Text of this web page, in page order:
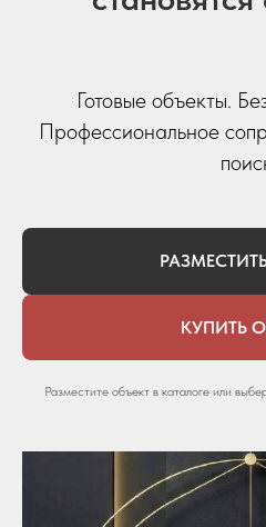
Готовые объекты.
Профессиональное
КУПИТЬ
Разместите объект в каталоге или